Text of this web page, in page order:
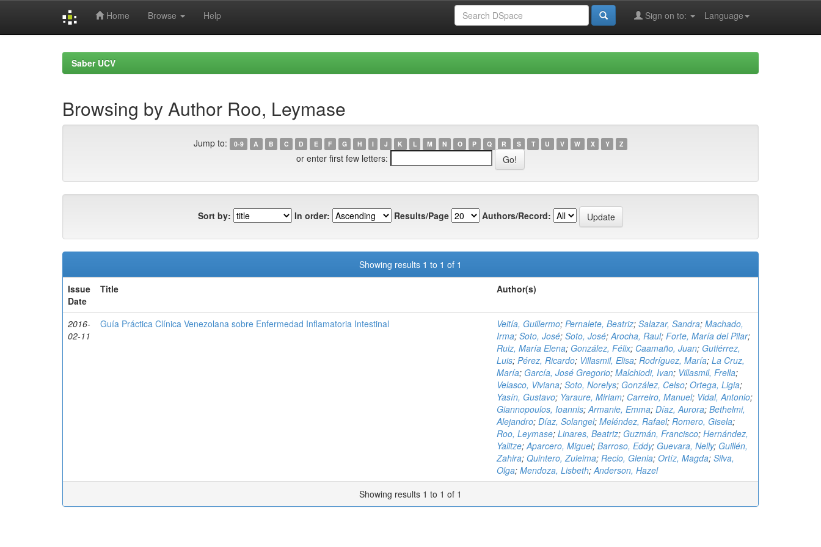
Home Browse Help Language
Sign on to:
Saber UCV
Browsing by Author Roo, Leymase
Jump to: 0-9 A B C D E F G H I J K L M N O P Q R S T U V W X Y Z
or enter first few letters:
Sort by: In order: Results/Page Authors/Record:
Showing results 1 to 1 of 1
Issue
Date
Title Author(s)
2016-
02-11
Guía Práctica Clínica Venezolana sobre Enfermedad Inflamatoria Intestinal Veitía, Guillermo; Pernalete, Beatriz; Salazar, Sandra; Machado,
Irma; Soto, José; Soto, José;Arocha, Raul; Forte, María del Pilar;
Ruiz, María Elena; González, Félix; Caamaño, Juan; Gutiérrez,
Luis; Pérez, Ricardo; Villasmil, Elisa; Rodríguez, María; La Cruz,
María; García, José Gregorio; Malchiodi, Ivan; Villasmil, Frella;
Velasco, Viviana; Soto, Norelys; González, Celso; Ortega, Ligia;
Yasín, Gustavo; Yaraure, Miriam; Carreiro, Manuel; Vidal, Antonio;
Giannopoulos, Ioannis;Armanie, Emma; Díaz, Aurora; Bethelmi,
Alejandro; Díaz, Solangel; Meléndez, Rafael; Romero, Gisela;
Roo, Leymase; Linares, Beatriz; Guzmán, Francisco; Hernández,
Yalitze;Aparcero, Miguel; Barroso, Eddy; Guevara, Nelly; Guillén,
Zahira; Quintero, Zuleima; Recio, Glenia; Ortíz, Magda; Silva,
Olga; Mendoza, Lisbeth;Anderson, Hazel
Showing results 1 to 1 of 1